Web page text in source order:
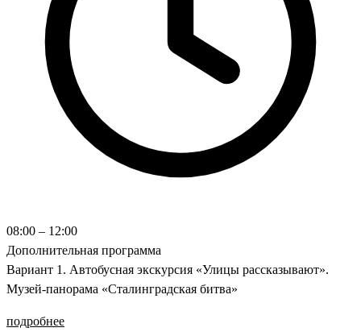
08:00 – 12:00
Дополнительная программа
Вариант 1. Автобусная экскурсия «Улицы рассказывают».
Музей-панорама «Сталинградская битва»
подробнее